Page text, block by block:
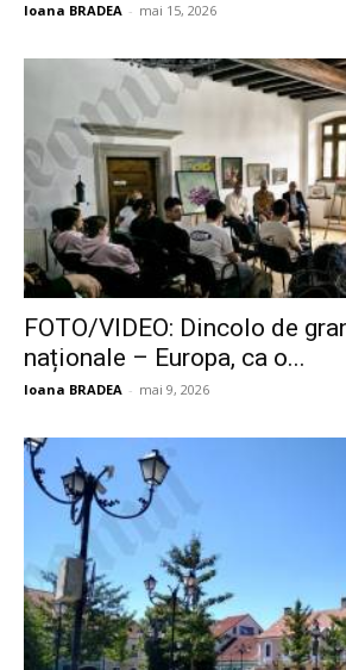
Ioana BRADEA - mai 15, 2026
FOTO/VIDEO: Dincolo de
naționale – Europa, ca o...
Ioana BRADEA - mai 9, 2026